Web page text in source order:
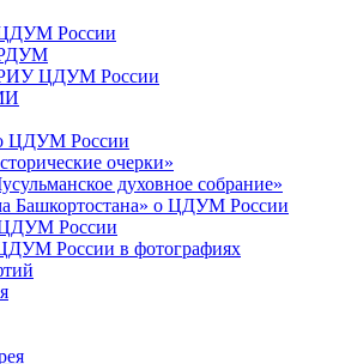
России
ЦДУМ России
ЦДУМ России
очерки»
духовное собрание»
Башкортостана» о ЦДУМ России
России
России в фотографиях